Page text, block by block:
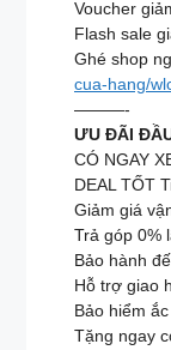
Voucher
Flash sale
Ghé shop
cua-hang/
———-
ƯU ĐÃI
CÓ NGAY
DEAL TỐT
Giảm giá
Trả góp 0%
Bảo hành
Hỗ trợ giao
Bảo hiểm
Tặng ngay